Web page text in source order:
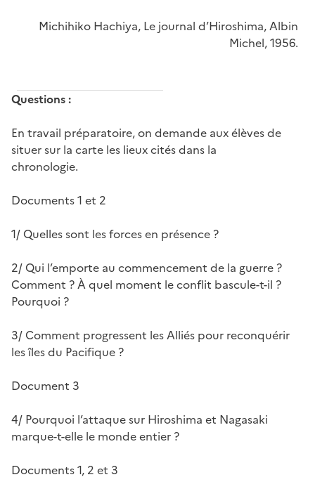
Michihiko Hachiya, Le journal d’Hiroshima, Albin
Michel, 1956.
Questions :
En travail préparatoire, on demande aux élèves de
situer sur la carte les lieux cités dans la
chronologie.
Documents 1 et 2
1/ Quelles sont les forces en présence ?
2/ Qui l’emporte au commencement de la guerre ?
Comment ? À quel moment le conflit bascule-t-il ?
Pourquoi ?
3/ Comment progressent les Alliés pour reconquérir
les îles du Pacifique ?
Document 3
4/ Pourquoi l’attaque sur Hiroshima et Nagasaki
marque-t-elle le monde entier ?
Documents 1, 2 et 3